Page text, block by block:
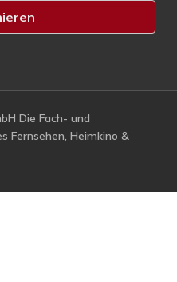
Die Fach- und
Fernsehen, Heimkino &